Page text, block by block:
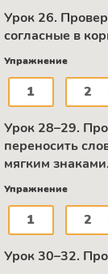
Урок 26.
согласные в
Упражнение
1 2
Урок 28–29.
переносить
мягким знаками.
Упражнение
1 2
Урок 30–32.